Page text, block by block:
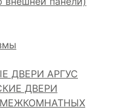
ДВЕРИ АРГУС
ДВЕРИ